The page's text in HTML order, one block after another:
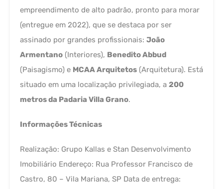
empreendimento de alto padrão, pronto para morar
(entregue em 2022), que se destaca por ser
assinado por grandes profissionais: João
Armentano (Interiores), Benedito Abbud
(Paisagismo) e MCAA Arquitetos (Arquitetura). Está
situado em uma localização privilegiada, a 200
metros da Padaria Villa Grano.
Informações Técnicas
Realização: Grupo Kallas e Stan Desenvolvimento
Imobiliário Endereço: Rua Professor Francisco de
Castro, 80 – Vila Mariana, SP Data de entrega: